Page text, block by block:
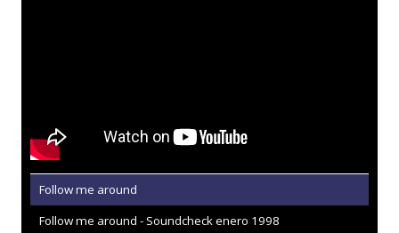
Follow me around
Follow me around - Soundcheck enero 1998